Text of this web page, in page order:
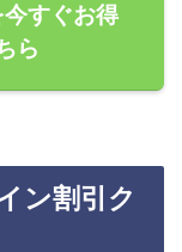
すぐお得
ら
ン割引ク